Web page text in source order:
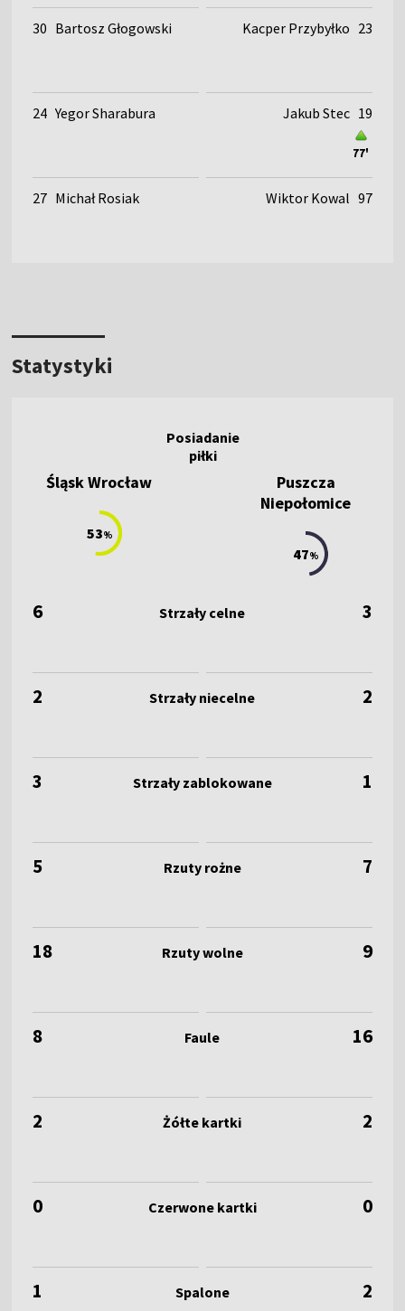
30 Bartosz Głogowski
24 Yegor Sharabura
27 Michał Rosiak
Kacper Przybyłko 23
77'
Jakub Stec 19
Wiktor Kowal 97
Statystyki
53%
Śląsk Wrocław
Puszcza
Niepołomice
47%
6
2
3
5
18
8
2
0
1
3
2
1
7
9
16
2
0
2